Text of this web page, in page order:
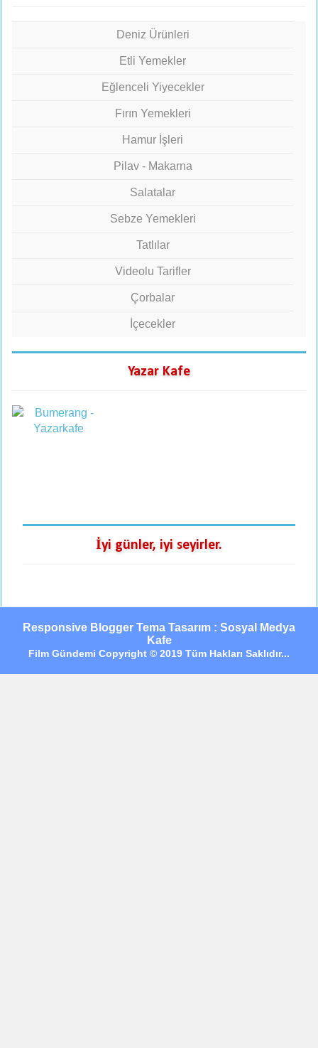
Deniz Ürünleri
Etli Yemekler
Eğlenceli Yiyecekler
Fırın Yemekleri
Hamur İşleri
Pilav - Makarna
Salatalar
Sebze Yemekleri
Tatlılar
Videolu Tarifler
Çorbalar
İçecekler
Yazar Kafe
İyi günler, iyi seyirler.
Responsive Blogger Tema Tasarım : Sosyal Medya
Kafe
Film Gündemi Copyright © 2019 Tüm Hakları Saklıdır...